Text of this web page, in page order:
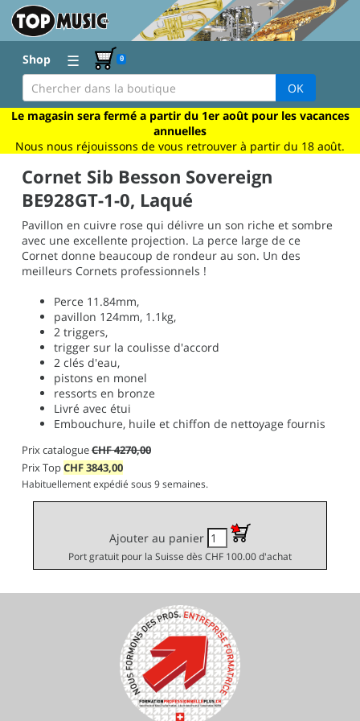
Shop ☰ 0
OK
Le magasin sera fermé a partir du 1er août pour les vacances
annuelles
Nous nous réjouissons de vous retrouver à partir du 18 août.
Cornet Sib Besson Sovereign
BE928GT-1-0, Laqué
Pavillon en cuivre rose qui délivre un son riche et sombre
avec une excellente projection. La perce large de ce
Cornet donne beaucoup de rondeur au son. Un des
meilleurs Cornets professionnels !
Perce 11.84mm,
pavillon 124mm, 1.1kg,
2 triggers,
trigger sur la coulisse d'accord
2 clés d'eau,
pistons en monel
ressorts en bronze
Livré avec étui
Embouchure, huile et chiffon de nettoyage fournis
Prix catalogueCHF 4270,00
Prix TopCHF3843,00
Habituellement expédié sous 9 semaines.
Ajouter au panier
Port gratuit pour la Suisse dès CHF 100.00 d'achat